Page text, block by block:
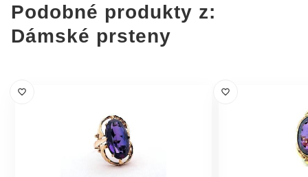
Podobné produkty z:
Dámské prsteny